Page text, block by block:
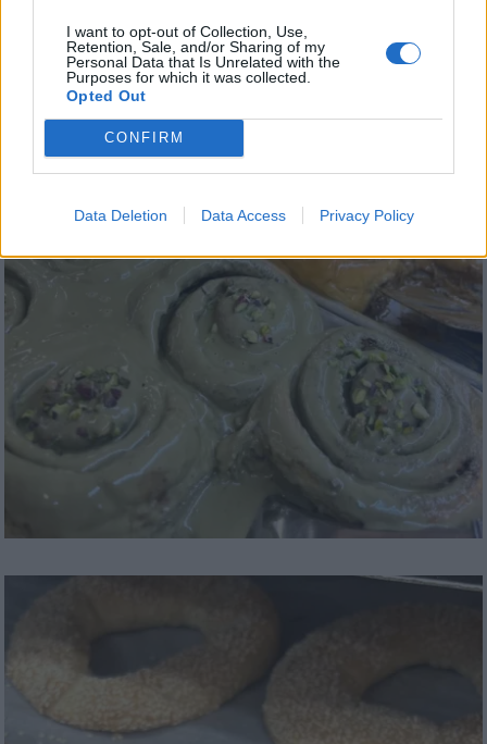
I want to opt-out of Collection, Use,
Retention, Sale, and/or Sharing of my
Personal Data that Is Unrelated with the
Purposes for which it was collected.
Opted Out
CONFIRM
Data Deletion Data Access Privacy Policy